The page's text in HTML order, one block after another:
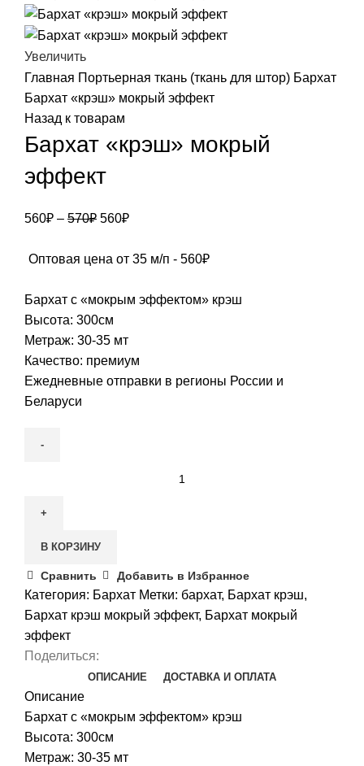
Увеличить
Главная Портьерная ткань (ткань для штор) Бархат
Бархат «крэш» мокрый эффект
Назад к товарам
Бархат «крэш» мокрый
эффект
560₽ – 570₽ Первоначальная
составляла
560₽Текущая
560₽.
Оптовая цена от 35 м/п - 560₽
Бархат с «мокрым эффектом» крэш
Высота: 300см
Метраж: 30-35 мт
Качество: премиум
Ежедневные отправки в регионы России и
Беларуси
Бархат
мокрый
эффект
В КОРЗИНУ
Сравнить Добавить в Избранное
Категория: Бархат Метки: бархат, Бархат крэш,
Бархат крэш мокрый эффект, Бархат мокрый
эффект
Поделиться:
ОПИСАНИЕ ДОСТАВКА И ОПЛАТА
Описание
Бархат с «мокрым эффектом» крэш
Высота: 300см
Метраж: 30-35 мт